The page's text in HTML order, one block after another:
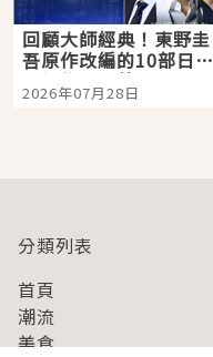
回顧大師經典！東野圭
吾原作改編的10部日本
影視作品推薦
2026年07月28日
分類列表
首頁
潮流
美食